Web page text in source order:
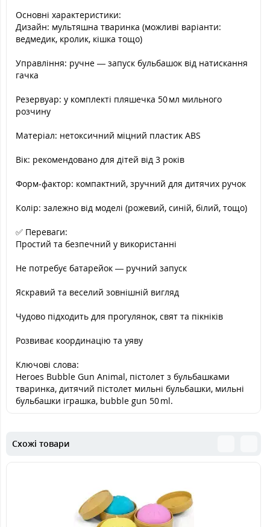
Основні характеристики:
Дизайн: мультяшна тваринка (можливі варіанти:
ведмедик, кролик, кішка тощо)
Управління: ручне — запуск бульбашок від натискання
гачка
Резервуар: у комплекті пляшечка 50 мл мильного
розчину
Матеріал: нетоксичний міцний пластик ABS
Вік: рекомендовано для дітей від 3 років
Форм-фактор: компактний, зручний для дитячих ручок
Колір: залежно від моделі (рожевий, синій, білий, тощо)
✅ Переваги:
Простий та безпечний у використанні
Не потребує батарейок — ручний запуск
Яскравий та веселий зовнішній вигляд
Чудово підходить для прогулянок, свят та пікніків
Розвиває координацію та уяву
Ключові слова:
Heroes Bubble Gun Animal, пістолет з бульбашками
тваринка, дитячий пістолет мильні бульбашки, мильні
бульбашки іграшка, bubble gun 50 ml.
Схожі товари